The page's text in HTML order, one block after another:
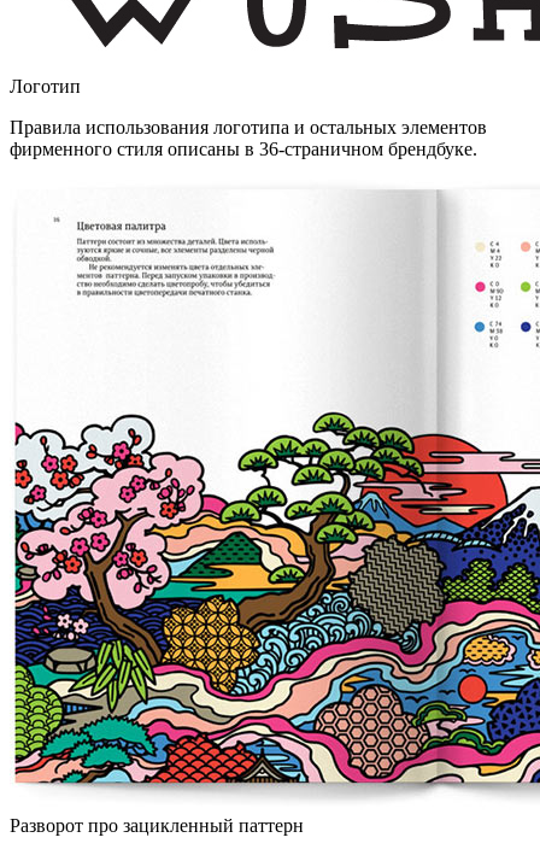
Логотип
Правила использования логотипа и остальных элементов
фирменного стиля описаны в 36-страничном брендбуке.
Разворот про зацикленный паттерн